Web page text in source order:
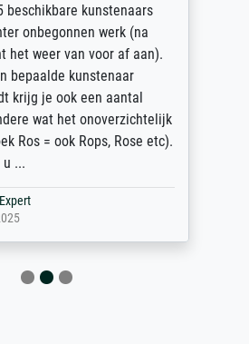
beschikbare kunstenaars
onbegonnen werk (na
het weer van voor af aan).
bepaalde kunstenaar
krijg je ook een aantal
wat het onoverzichtelijk
Ros = ook Rops, Rose etc).
...